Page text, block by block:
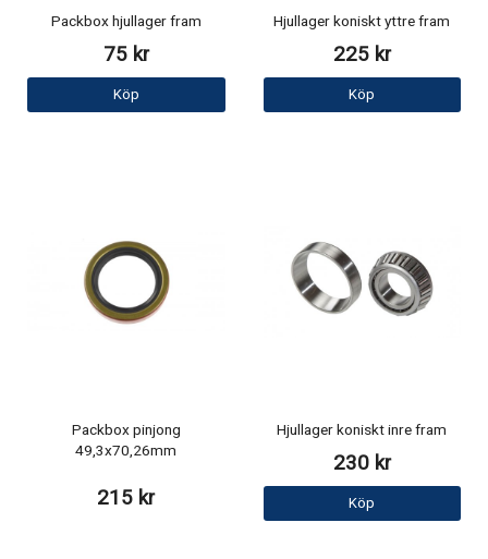
Packbox hjullager fram
75 kr
Köp
Hjullager koniskt yttre fram
225 kr
Köp
Packbox pinjong
49,3x70,26mm
215 kr
Hjullager koniskt inre fram
230 kr
Köp